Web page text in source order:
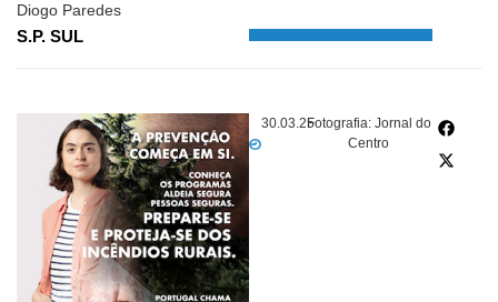
Diogo Paredes
S.P. SUL
30.03.25Fotografia: Jornal do
Centro